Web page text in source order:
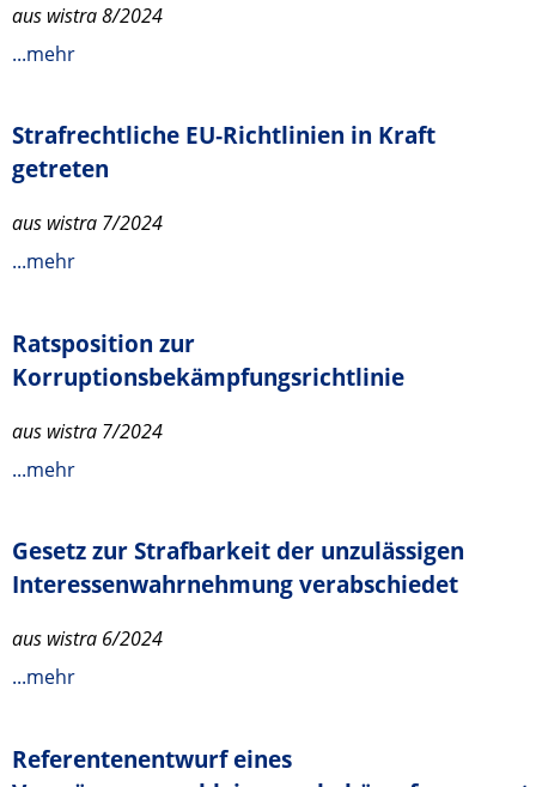
aus wistra 8/2024
...mehr
Strafrechtliche EU‑Richtlinien in Kraft
getreten
aus wistra 7/2024
...mehr
Ratsposition zur
Korruptionsbekämpfungsrichtlinie
aus wistra 7/2024
...mehr
Gesetz zur Strafbarkeit der unzulässigen
Interessenwahrnehmung verabschiedet
aus wistra 6/2024
...mehr
Referentenentwurf eines